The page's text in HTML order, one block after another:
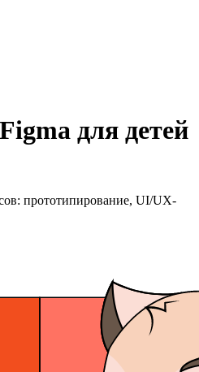
для детей
прототипирование, UI/UX-